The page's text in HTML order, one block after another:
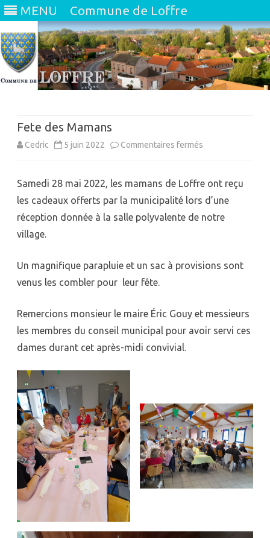
MENU Commune de Loffre
Fete des Mamans
Cedric 5 juin 2022 Commentaires fermés
des
Samedi 28 mai 2022, les mamans de Loffre ont reçu
les cadeaux offerts par la municipalité lors d’une
réception donnée à la salle polyvalente de notre
village.
Un magnifique parapluie et un sac à provisions sont
venus les combler pour leur fête.
Remercions monsieur le maire Éric Gouy et messieurs
les membres du conseil municipal pour avoir servi ces
dames durant cet après-midi convivial.